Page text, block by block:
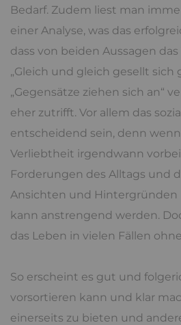
Bedarf. Zudem liest man
einer Analyse, was das
dass von beiden Aussagen
„Gleich und gleich gesellt sich
„Gegensätze ziehen sich an“
eher zutrifft. Vor allem das
entscheidend sein, denn
Verliebtheit irgendwann
Forderungen des Alltags und
Ansichten und
kann anstrengend werden.
das Leben in vielen Fällen
So erscheint es gut und
vorsortieren kann und klar
einerseits zu bieten und